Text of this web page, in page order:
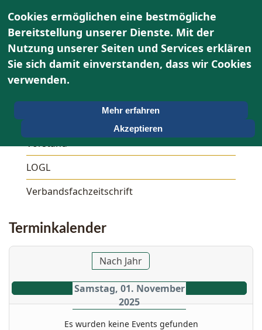
Über uns
Vorstand
LOGL
Verbandsfachzeitschrift
Terminkalender
Nach Jahr
Samstag, 01. November
2025
Es wurden keine Events gefunden
Cookies ermöglichen eine bestmögliche
Bereitstellung unserer Dienste. Mit der
Nutzung unserer Seiten und Services erklären
Sie sich damit einverstanden, dass wir Cookies
verwenden.
Mehr erfahren
Akzeptieren